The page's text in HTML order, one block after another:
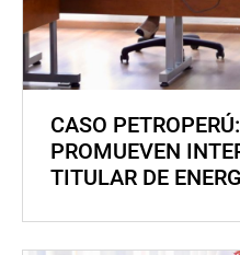
CASO
PROMUEVEN
TITULAR DE